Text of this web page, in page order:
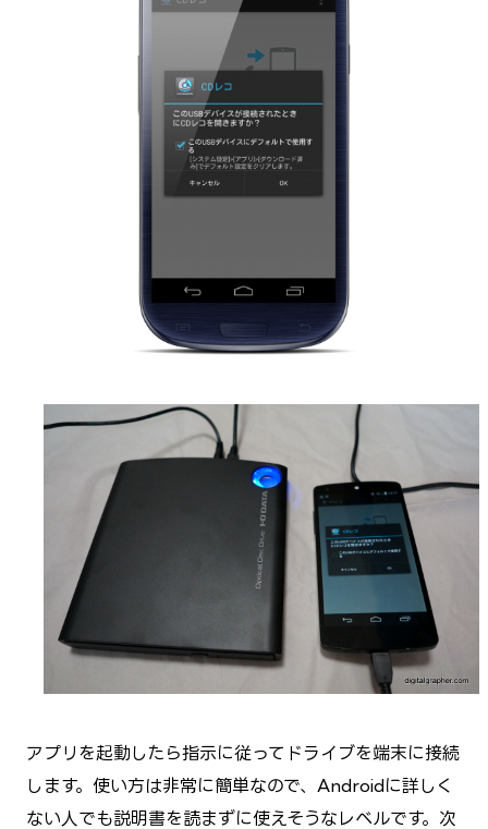
アプリを起動したら指示に従ってドライブを端末に接続
します。使い方は非常に簡単なので、Androidに詳しく
ない人でも説明書を読まずに使えそうなレベルです。次